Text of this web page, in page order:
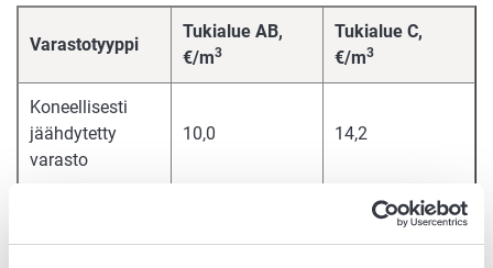
Varastotyyppi
Tukialue AB,
€/m3
Tukialue C,
€/m3
Koneellisesti
jäähdytetty
varasto
10,0 14,2